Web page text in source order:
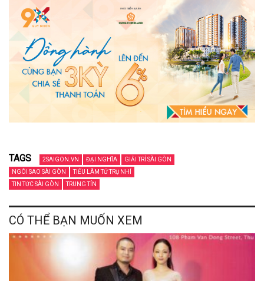
TAGS 2SAIGON.VN ĐẠI NGHĨA
GIẢI TRÍ SÀI GÒN
NGÔI SAO SÀI GÒN
TIẾU LÂM TỨ TRỤ NHÍ
TIN TỨC SÀI GÒN
TRUNG TÍN
CÓ THỂ BẠN MUỐN XEM